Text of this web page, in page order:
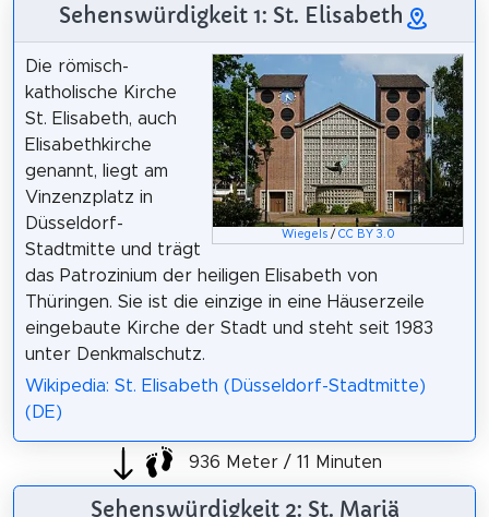
Sehenswürdigkeit 1: St. Elisabeth
Wiegels/ CC BY 3.0
Die römisch-
katholische Kirche
St. Elisabeth, auch
Elisabethkirche
genannt, liegt am
Vinzenzplatz in
Düsseldorf-
Stadtmitte und trägt
das Patrozinium der heiligen Elisabeth von
Thüringen. Sie ist die einzige in eine Häuserzeile
eingebaute Kirche der Stadt und steht seit 1983
unter Denkmalschutz.
Wikipedia: St. Elisabeth (Düsseldorf-Stadtmitte)
(DE)
936 Meter / 11 Minuten
Sehenswürdigkeit 2: St. Mariä